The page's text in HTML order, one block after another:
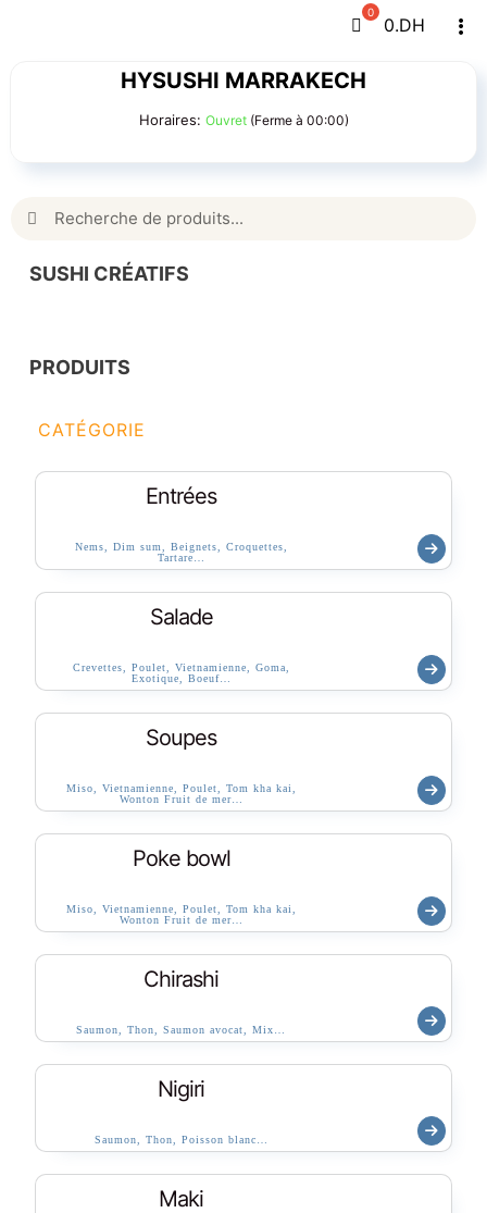
0.DH
HYSUSHI MARRAKECH
Horaires: Ouvret(Ferme à 00:00)
Rechercher:
SUSHI CRÉATIFS
PRODUITS
CATÉGORIE
Entrées
Nems, Dim sum, Beignets, Croquettes,
Tartare…
Salade
Crevettes, Poulet, Vietnamienne, Goma,
Exotique, Boeuf…
Soupes
Miso, Vietnamienne, Poulet, Tom kha kai,
Wonton Fruit de mer…
Poke bowl
Miso, Vietnamienne, Poulet, Tom kha kai,
Wonton Fruit de mer…
Chirashi
Saumon, Thon, Saumon avocat, Mix…
Nigiri
Saumon, Thon, Poisson blanc…
Maki